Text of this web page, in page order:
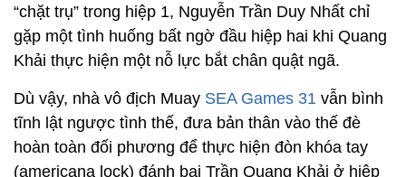
“chặt trụ” trong hiệp 1, Nguyễn Trần Duy Nhất chỉ
gặp một tình huống bất ngờ đầu hiệp hai khi Quang
Khải thực hiện một nỗ lực bắt chân quật ngã.
Dù vậy, nhà vô địch Muay SEA Games 31 vẫn bình
tĩnh lật ngược tình thế, đưa bản thân vào thế đè
hoàn toàn đối phương để thực hiện đòn khóa tay
(americana lock) đánh bại Trần Quang Khải ở hiệp